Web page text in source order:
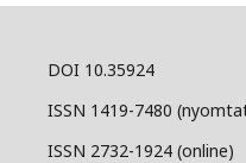
DOI 10.35924
ISSN 1419-7480
ISSN 2732-1924 (online)